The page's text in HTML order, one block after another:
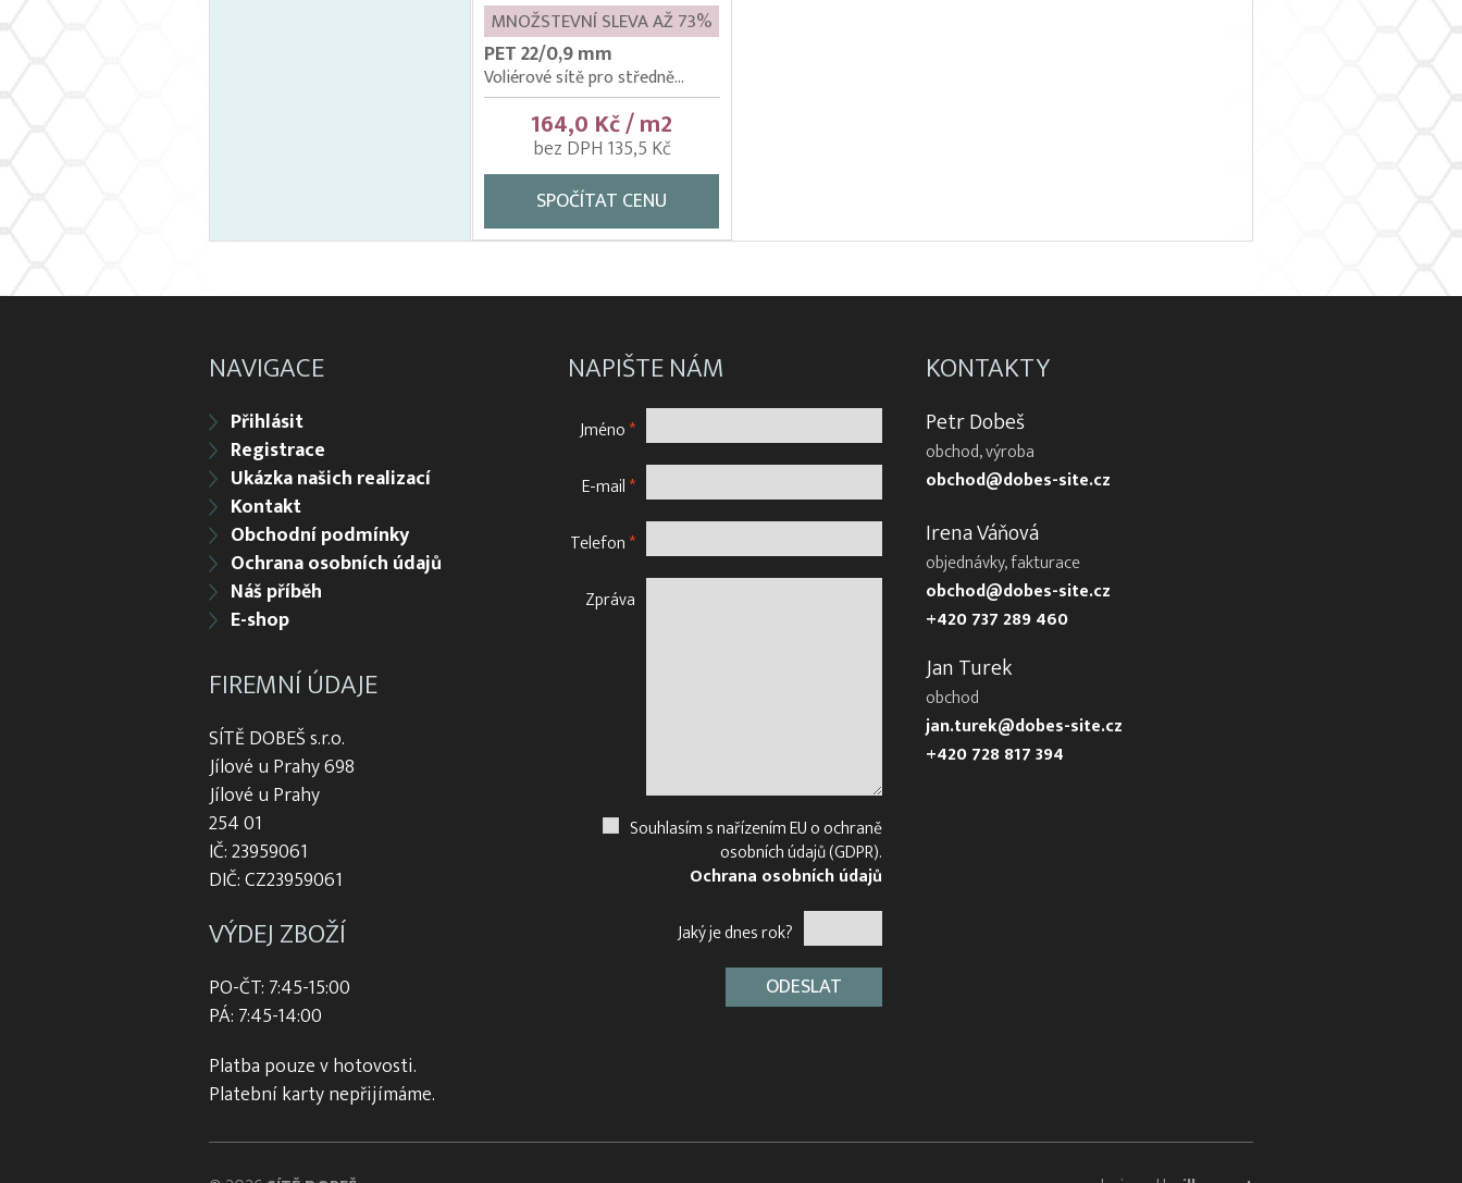
MNOŽSTEVNÍ SLEVA AŽ 73%
PET 22/0,9 mm
Voliérové sítě pro středně...
164,0 Kč / m2
bez DPH 135,5 Kč
SPOČÍTAT CENU
NAVIGACE
Přihlásit
Registrace
Ukázka našich realizací
Kontakt
Obchodní podmínky
Ochrana osobních údajů
Náš příběh
E-shop
FIREMNÍ ÚDAJE
SÍTĚ DOBEŠ s.r.o.
Jílové u Prahy 698
Jílové u Prahy
254 01
IČ: 23959061
DIČ: CZ23959061
VÝDEJ ZBOŽÍ
PO-ČT: 7:45-15:00
PÁ: 7:45-14:00
Platba pouze v hotovosti.
Platební karty nepřijímáme.
NAPIŠTE NÁM
Jméno*
E-mail*
Telefon*
Zpráva
Souhlasím s nařízením EU o ochraně
osobních údajů (GDPR).
Ochrana osobních údajů
Jaký je dnes rok?
KONTAKTY
Petr Dobeš
obchod, výroba
obchod@dobes-site.cz
Irena Váňová
objednávky, fakturace
obchod@dobes-site.cz
+420 737 289 460
Jan Turek
obchod
jan.turek@dobes-site.cz
+420 728 817 394